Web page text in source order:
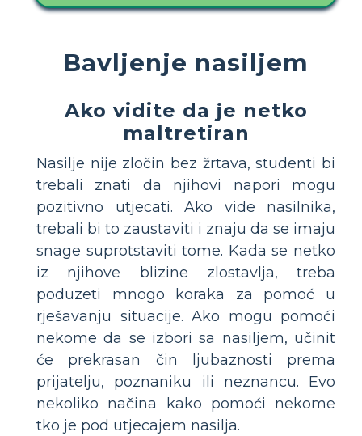
Bavljenje nasiljem
Ako vidite da je netko
maltretiran
Nasilje nije zločin bez žrtava, studenti bi
trebali znati da njihovi napori mogu
pozitivno utjecati. Ako vide nasilnika,
trebali bi to zaustaviti i znaju da se imaju
snage suprotstaviti tome. Kada se netko
iz njihove blizine zlostavlja, treba
poduzeti mnogo koraka za pomoć u
rješavanju situacije. Ako mogu pomoći
nekome da se izbori sa nasiljem, učinit
će prekrasan čin ljubaznosti prema
prijatelju, poznaniku ili neznancu. Evo
nekoliko načina kako pomoći nekome
tko je pod utjecajem nasilja.